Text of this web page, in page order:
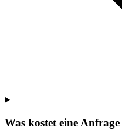
Was kostet eine